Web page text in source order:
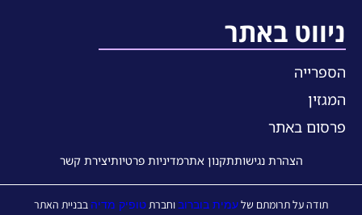
ניווט באתר
הספרייה
המגזין
פרסום באתר
הצהרת נגישותתקנון אתרמדיניות פרטיותיצירת קשר
תודה על תרומתם שלעמית בוברוב וחברתטופיק מדיה בבניית האתר